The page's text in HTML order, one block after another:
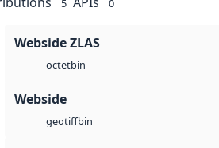
5 0
Webside ZLAS
octetbin
Webside
geotiffbin